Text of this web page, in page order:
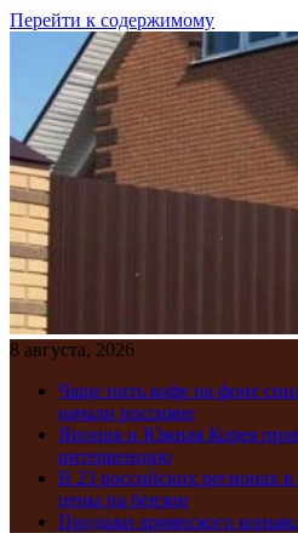
Перейти к содержимому
8 августа, 2026
Чаще пить кофе на фоне
начали россияне
Япония и Южная Корея
интервенцию
В 23 российских регионах
цены на бензин
Продажи армянского